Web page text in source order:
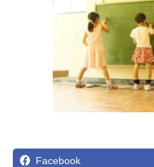
Facebook